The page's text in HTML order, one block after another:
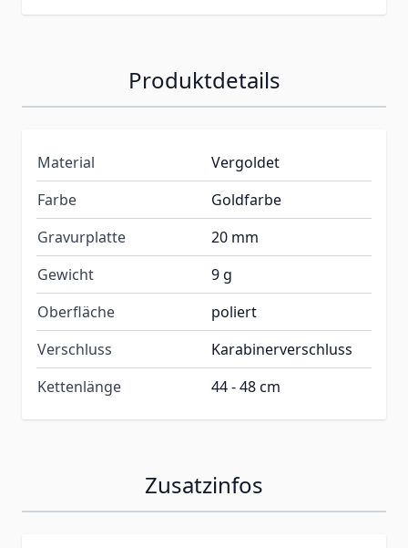
Produktdetails
Material
Vergoldet
Farbe
Goldfarbe
Gravurplatte
20 mm
Gewicht
9 g
Oberfläche
poliert
Verschluss
Karabinerverschluss
Kettenlänge
44 - 48 cm
Zusatzinfos